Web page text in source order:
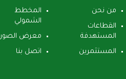
من نحن
القطاعات
المستهدفة
المستثمرين
المخطط
الشمولي
معرض الصور
اتصل بنا